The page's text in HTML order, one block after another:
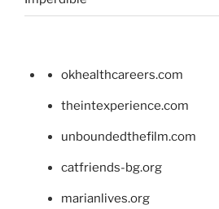
okhealthcareers.com
theintexperience.com
unboundedthefilm.com
catfriends-bg.org
marianlives.org